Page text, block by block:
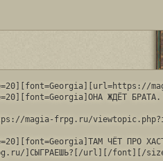
ЖДЁТ
magia-frpg.ru/
ЧЁТ ПРО
]СЫГРАЕШЬ?[/url][/font][/